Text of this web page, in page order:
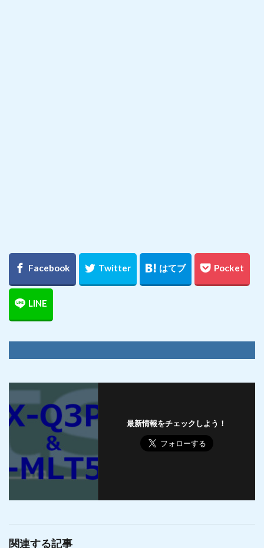
最新情報をチェックしよう！
関連する記事